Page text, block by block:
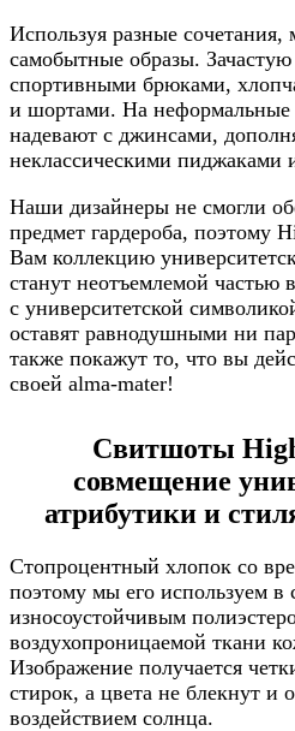
Используя разные сочетания,
самобытные образы.
спортивными брюками,
и шортами. На неформальные
надевают с джинсами,
неклассическими пиджаками
Наши дизайнеры не смогли
предмет гардероба, поэтому
Вам коллекцию
станут неотъемлемой
с университетской
оставят равнодушными ни
также покажут то, что вы
своей alma-mater!
Свитшоты
совмещение
атрибутики и
Стопроцентный хлопок со
поэтому мы его используем в
износоустойчивым
воздухопроницаемой ткани
Изображение получается
стирок, а цвета не блекнут и
воздействием солнца.